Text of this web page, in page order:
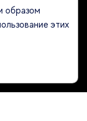
образом
этих